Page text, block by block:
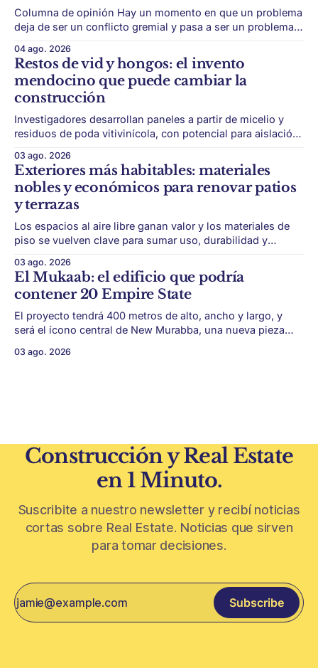
Columna de opinión Hay un momento en que un problema
deja de ser un conflicto gremial y pasa a ser un problema
sin rodeos: lo que está en juego en Punta del Este no es
una obra, ni una temporada,
04 ago. 2026
Restos de vid y hongos: el invento
mendocino que puede cambiar la
construcción
Investigadores desarrollan paneles a partir de micelio y
residuos de poda vitivinícola, con potencial para aislación
puede convertir un residuo vitivinícola en un material de
construcción. El desarrollo parte de restos de poda de vid
y micelio, la parte vegetativa de los
03 ago. 2026
Exteriores más habitables: materiales
nobles y económicos para renovar patios
y terrazas
Los espacios al aire libre ganan valor y los materiales de
piso se vuelven clave para sumar uso, durabilidad y
y terrazas se volvieron protagonistas de la vivienda.
Después de años en los que el exterior era visto como un
plus,
03 ago. 2026
El Mukaab: el edificio que podría
contener 20 Empire State
El proyecto tendrá 400 metros de alto, ancho y largo, y
será el ícono central de New Murabba, una nueva pieza
avanza con una de las obras más ambiciosas del
03 ago. 2026
Construcción y Real Estate
en 1 Minuto.
Suscribite a nuestro newsletter y recibí noticias
cortas sobre Real Estate. Noticias que sirven
para tomar decisiones.
Subscribe